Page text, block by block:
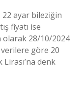
ayar bileziğin
fiyatı ise
olarak 28/10/2024
göre 20
denk